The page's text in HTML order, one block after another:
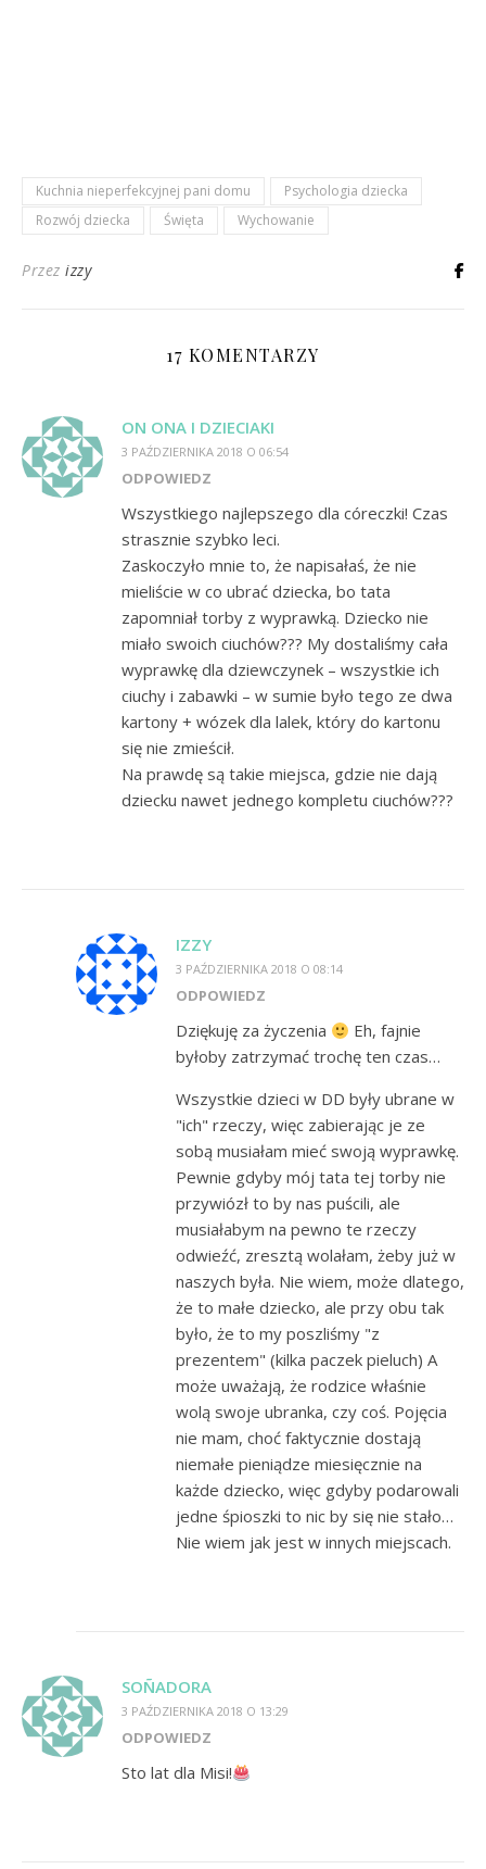
Kuchnia nieperfekcyjnej pani domu
Psychologia dziecka
Rozwój dziecka
Święta Wychowanie
Przez izzy
17 KOMENTARZY
ON ONA I DZIECIAKI
3 PAŹDZIERNIKA 2018 O 06:54
ODPOWIEDZ
Wszystkiego najlepszego dla córeczki! Czas
strasznie szybko leci.
Zaskoczyło mnie to, że napisałaś, że nie
mieliście w co ubrać dziecka, bo tata
zapomniał torby z wyprawką. Dziecko nie
miało swoich ciuchów??? My dostaliśmy cała
wyprawkę dla dziewczynek – wszystkie ich
ciuchy i zabawki – w sumie było tego ze dwa
kartony + wózek dla lalek, który do kartonu
się nie zmieścił.
Na prawdę są takie miejsca, gdzie nie dają
dziecku nawet jednego kompletu ciuchów???
IZZY
3 PAŹDZIERNIKA 2018 O 08:14
ODPOWIEDZ
Dziękuję za życzenia
Eh, fajnie
byłoby zatrzymać trochę ten czas…
Wszystkie dzieci w DD były ubrane w
"ich" rzeczy, więc zabierając je ze
sobą musiałam mieć swoją wyprawkę.
Pewnie gdyby mój tata tej torby nie
przywiózł to by nas puścili, ale
musiałabym na pewno te rzeczy
odwieźć, zresztą wolałam, żeby już w
naszych była. Nie wiem, może dlatego,
że to małe dziecko, ale przy obu tak
było, że to my poszliśmy "z
prezentem" (kilka paczek pieluch) A
może uważają, że rodzice właśnie
wolą swoje ubranka, czy coś. Pojęcia
nie mam, choć faktycznie dostają
niemałe pieniądze miesięcznie na
każde dziecko, więc gdyby podarowali
jedne śpioszki to nic by się nie stało…
Nie wiem jak jest w innych miejscach.
SOÑADORA
3 PAŹDZIERNIKA 2018 O 13:29
ODPOWIEDZ
Sto lat dla Misi!